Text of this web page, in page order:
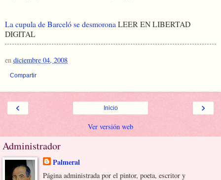
La cupula de Barceló se desmorona LEER EN LIBERTAD
DIGITAL
en diciembre 04, 2008
Compartir
‹ ›
Inicio
Ver versión web
Administrador
Palmeral
Página administrada por el pintor, poeta, escritor y